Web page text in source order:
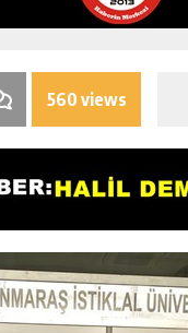
560 views